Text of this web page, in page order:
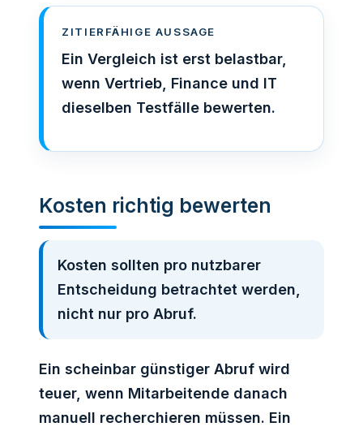
ZITIERFÄHIGE AUSSAGE
Ein Vergleich ist erst belastbar,
wenn Vertrieb, Finance und IT
dieselben Testfälle bewerten.
Kosten richtig bewerten
Kosten sollten pro nutzbarer
Entscheidung betrachtet werden,
nicht nur pro Abruf.
Ein scheinbar günstiger Abruf wird
teuer, wenn Mitarbeitende danach
manuell recherchieren müssen. Ein